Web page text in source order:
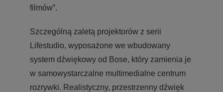
filmów”.
Szczególną zaletą projektorów z serii
Lifestudio, wyposażone we wbudowany
system dźwiękowy od Bose, który zamienia je
w samowystarczalne multimedialne centrum
rozrywki. Realistyczny, przestrzenny dźwięk